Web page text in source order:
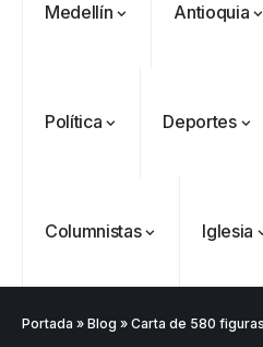
Medellín Antioquia
Política Deportes
Columnistas Iglesia
Portada » Blog » Carta de 580 figuras públicas rechazan